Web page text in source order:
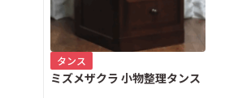
タンス
ミズメザクラ 小物整理タンス